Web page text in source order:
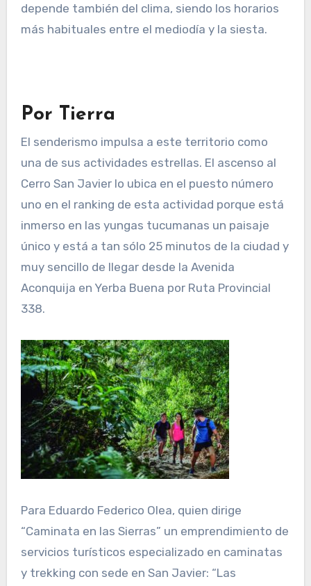
depende también del clima, siendo los horarios
más habituales entre el mediodía y la siesta.
Por Tierra
El senderismo impulsa a este territorio como
una de sus actividades estrellas. El ascenso al
Cerro San Javier lo ubica en el puesto número
uno en el ranking de esta actividad porque está
inmerso en las yungas tucumanas un paisaje
único y está a tan sólo 25 minutos de la ciudad y
muy sencillo de llegar desde la Avenida
Aconquija en Yerba Buena por Ruta Provincial
338.
Para Eduardo Federico Olea, quien dirige
“Caminata en las Sierras” un emprendimiento de
servicios turísticos especializado en caminatas
y trekking con sede en San Javier: “Las